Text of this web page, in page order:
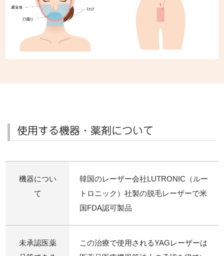
使用する機器・薬剤について
機器につい
て
韓国のレーザー会社LUTRONIC（ルー
トロニック）社製の脱毛レーザーで米
国FDA認可製品
未承認医薬
この治療で使用されるYAGレーザーは